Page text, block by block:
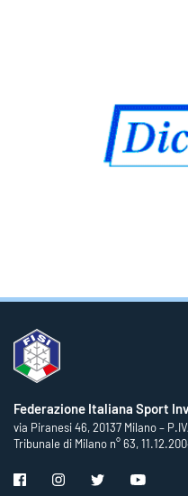
Federazione Italiana Sport
via Piranesi 46, 20137 Milano –
Tribunale di Milano n° 63,